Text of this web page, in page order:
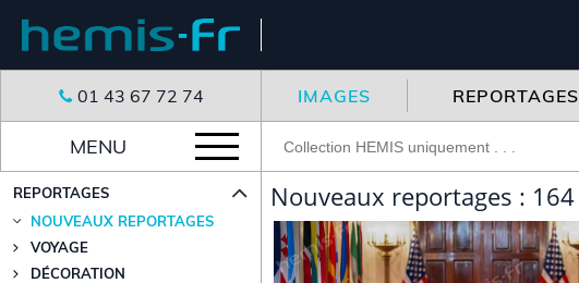
01 43 67 72 74
MENU
REPORTAGES
NOUVEAUX REPORTAGES
VOYAGE
DÉCORATION
IMAGES REPORTAGES
Nouveaux reportages : 164